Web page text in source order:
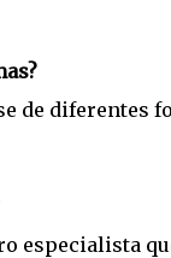
de diferentes
especialista